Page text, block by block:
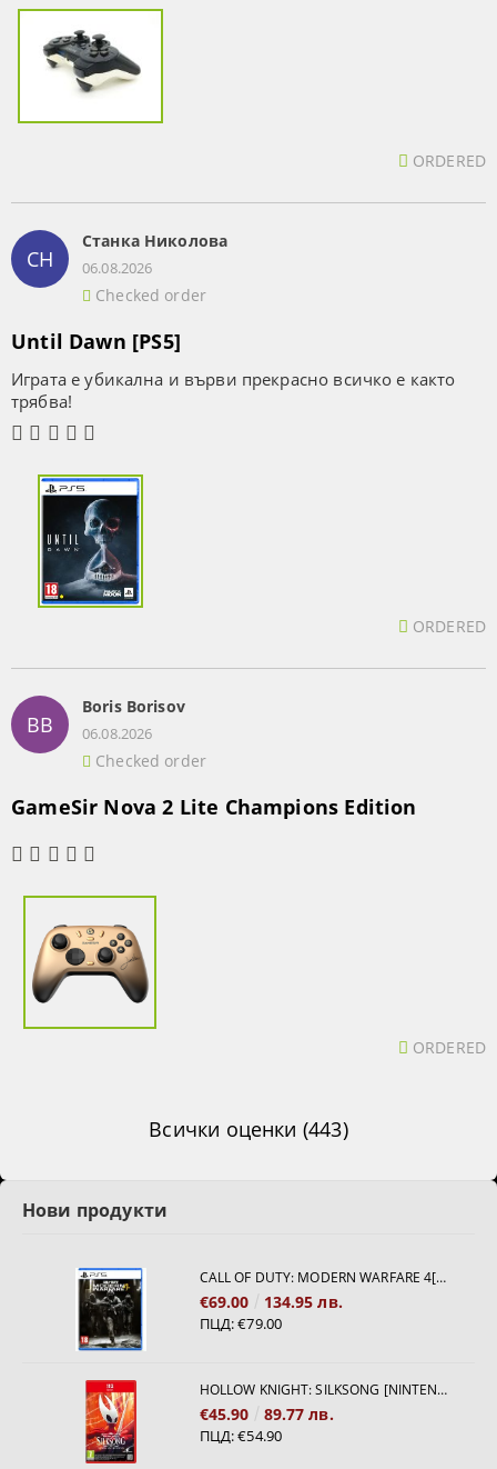
ORDERED
СН
Станка Николова
06.08.2026
Checked order
Until Dawn [PS5]
Играта е убикална и върви прекрасно всичко е както
трябва!
ORDERED
BB
Boris Borisov
06.08.2026
Checked order
GameSir Nova 2 Lite Champions Edition
ORDERED
Всички оценки (443)
Нови продукти
CALL OF DUTY: MODERN WARFARE 4[PS5]
€69.00 134.95 лв.
ПЦД:€79.00
HOLLOW KNIGHT: SILKSONG [NINTENDO SWITCH 2]
€45.90 89.77 лв.
ПЦД:€54.90